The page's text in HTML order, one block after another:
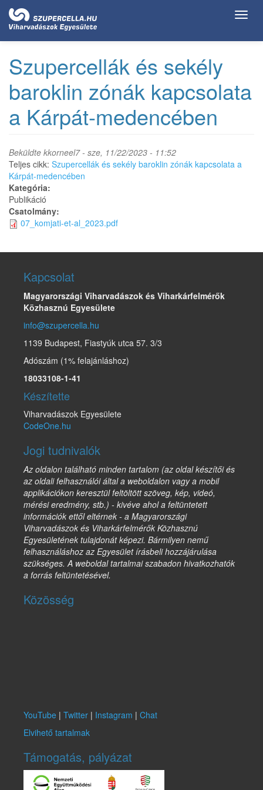
Ugrás
tartalomra
Szupercellák és sekély
baroklin zónák kapcsolata
a Kárpát-medencében
Beküldte kkorneel7- sze, 11/22/2023 - 11:52
Teljes cikk: Szupercellák és sekély baroklin zónák kapcsolata a
Kárpát-medencében
Kategória:
Publikáció
Csatolmány:
07_komjati-et-al_2023.pdf
Kapcsolat
Magyarországi Viharvadászok és Viharkárfelmérők
Közhasznú Egyesülete
info@szupercella.hu
1139 Budapest, Fiastyúk utca 57. 3/3
Adószám (1% felajánláshoz)
18033108-1-41
Készítette
Viharvadászok Egyesülete
CodeOne.hu
Jogi tudnivalók
Az oldalon található minden tartalom (az oldal készítői és
az oldali felhasználói által a weboldalon vagy a mobil
applikációkon keresztül feltöltött szöveg, kép, videó,
mérési eredmény, stb.) - kivéve ahol a feltüntetett
információk ettől eltérnek - a Magyarországi
Viharvadászok és Viharkárfelmérők Közhasznú
Egyesületének tulajdonát képezi. Bármilyen nemű
felhasználáshoz az Egyesület írásbeli hozzájárulása
szükséges. A weboldal tartalmai szabadon hivatkozhatók
a forrás feltüntetésével.
Közösség
YouTube | Twitter | Instagram | Chat
Elvihető tartalmak
Támogatás, pályázat